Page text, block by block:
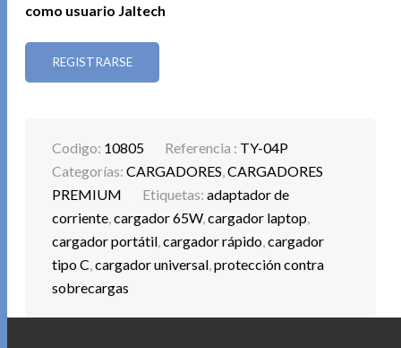
como usuario Jaltech
REGISTRARSE
Codigo: 10805 Referencia : TY-04P
Categorías:CARGADORES,CARGADORES
PREMIUM
Etiquetas:adaptador de
corriente,cargador 65W,cargador laptop,
cargador portátil,cargador rápido,cargador
tipo C,cargador universal,protección contra
sobrecargas